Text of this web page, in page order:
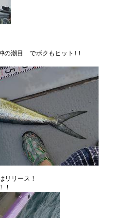
の潮目　でボクもヒット!!
リリース！
！